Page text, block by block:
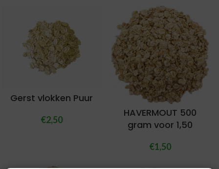
Gerst vlokken Puur
€2,50
HAVERMOUT 500
gram voor 1,50
€1,50